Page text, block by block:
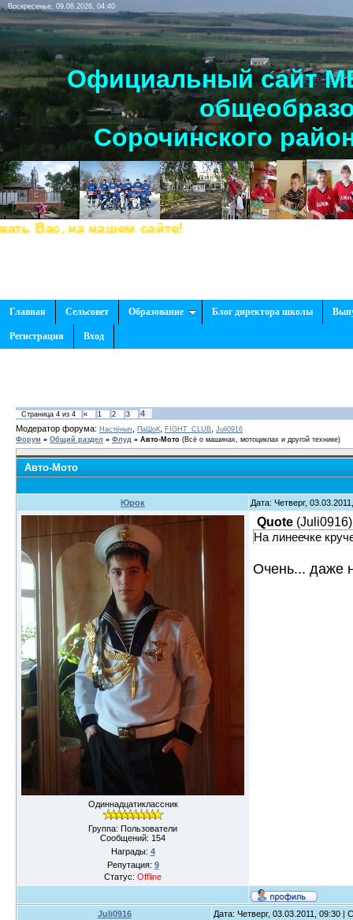
Воскресенье, 09.08.2026, 04:40
Официальный сайт
Сорочинского
нашем сайте!
Главная Сельсовет Образование Блог директора школы
Регистрация Вход
Страница 4 из 4 « 1 2 3
4
Модератор форума: Настёныч , ПаШоК, FIGHT_CLUB, Juli0916
Форум » Общий раздел » Флуд » Авто-Мото (Всё о машинах, мотоциклах и другой технике)
Авто-Мото
Юрок Дата: Четверг,
Одиннадцатиклассник
Группа: Пользователи
Сообщений: 154
Награды: 4
Репутация: 9
Статус: Offline
Quote (Juli0916)
На линеечке
Очень... даже
Juli0916 Дата: Четверг, 03.03.2011, 09:30 |